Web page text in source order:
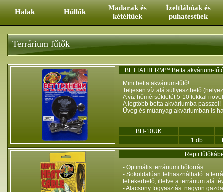
Halak Hüllők
Madarak és
kétéltűek
Ízeltlábúak és
puhatestűek
Terrárium fűtők
BETTATHERM™ Betta akvárium-
Mini betta akvárium-fűtő!
Teljesen víz alá süllyeszthető
A víz hőmérsékletét 5-10 fokkal
A legtöbb betta akváriumba passzol!
Üveg és műanyag akváriumban is
BH-10UK
1 db
Repti
- Optimális terráriumi hőforrás.
- Sokoldalúan felhasználható: a
feltekerhető, illetve a terrárium alá
- Alacsony fogyasztás: nagyon